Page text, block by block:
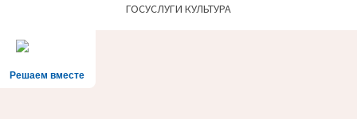
ГОСУСЛУГИ КУЛЬТУРА
Решаем вместе